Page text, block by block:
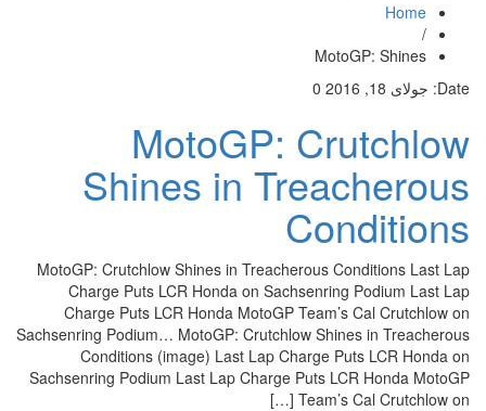
Home
/
MotoGP: Shines
Date: جولای 18, 2016 0
MotoGP: Crutchlow
Shines in Treacherous
Conditions
MotoGP: Crutchlow Shines in Treacherous Conditions Last Lap
Charge Puts LCR Honda on Sachsenring Podium Last Lap
Charge Puts LCR Honda MotoGP Team’s Cal Crutchlow on
Sachsenring Podium… MotoGP: Crutchlow Shines in Treacherous
Conditions (image) Last Lap Charge Puts LCR Honda on
Sachsenring Podium Last Lap Charge Puts LCR Honda MotoGP
Team’s Cal Crutchlow on […]